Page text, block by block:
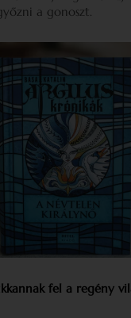
a gonoszt.
fel a regény